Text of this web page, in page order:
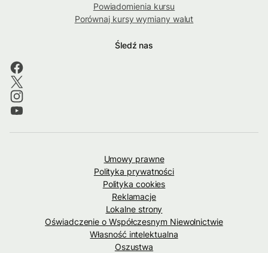
Powiadomienia kursu
Porównaj kursy wymiany walut
Śledź nas
Umowy prawne
Polityka prywatności
Polityka cookies
Reklamacje
Lokalne strony
Oświadczenie o Współczesnym Niewolnictwie
Własność intelektualna
Oszustwa